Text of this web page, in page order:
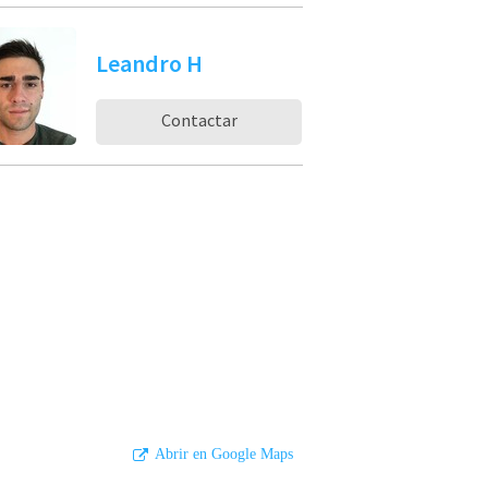
Leandro H
Contactar
Abrir en Google Maps